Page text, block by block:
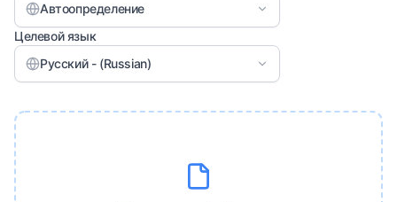
Автоопределение
Целевой язык
Русский - (Russian)